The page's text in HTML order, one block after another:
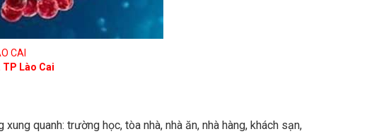
CAI
Lào Cai
quanh: trường học, tòa nhà, nhà ăn, nhà hàng, khách sạn,